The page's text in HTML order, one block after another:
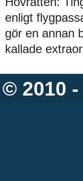
enligt
gör en annan
kallade
© 2010 -